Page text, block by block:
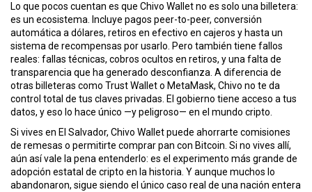
Lo que pocos cuentan es que Chivo Walletno es solo una billetera:
es un ecosistema. Incluye pagos peer-to-peer, conversión
automática a dólares, retiros en efectivo en cajeros y hasta un
sistema de recompensas por usarlo. Pero también tiene fallos
reales: fallas técnicas, cobros ocultos en retiros, y una falta de
transparencia que ha generado desconfianza. A diferencia de
otras billeteras como Trust Wallet o MetaMask, Chivo no te da
control total de tus claves privadas. El gobierno tiene acceso a tus
datos, y eso lo hace único —y peligroso— en el mundo cripto.
Si vives en El Salvador, Chivo Wallet puede ahorrarte comisiones
de remesas o permitirte comprar pan con Bitcoin. Si no vives allí,
aún así vale la pena entenderlo: es el experimento más grande de
adopción estatal de cripto en la historia. Y aunque muchos lo
abandonaron, sigue siendo el único caso real de una nación entera